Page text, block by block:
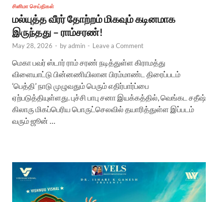
சினிமா செய்திகள்
மல்யுத்த வீரர் தோற்றம் மிகவும் கடினமாக
இருந்தது – ராம்சரண்!
May 28, 2026 - byadmin - Leave a Comment
மெகா பவர் ஸ்டார் ராம் சரண் நடித்துள்ள கிராமத்து
விளையாட்டு பின்னணியிலான பிரம்மாண்ட திரைப்படம்
‘பெத்தி’ நாடு முழுவதும் பெரும் எதிர்பார்ப்பை
ஏற்படுத்தியுள்ளது. புச்சி பாபு சனா இயக்கத்தில், வெங்கட சதீஷ்
கிலாரு மிகப்பெரிய பொருட்செலவில் தயாரித்துள்ள இப்படம்
வரும் ஜூன் …